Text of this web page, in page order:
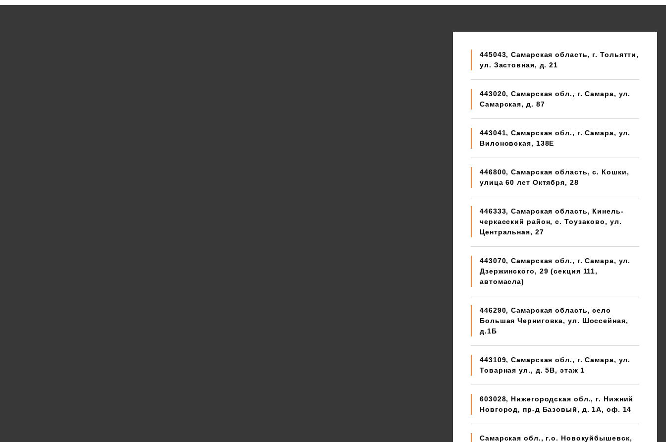
445043, Самарская область, г. Тольятти,
ул. Застовная, д. 21
443020, Самарская обл., г. Самара, ул.
Самарская, д. 87
443041, Самарская обл., г. Самара, ул.
Вилоновская, 138E
446800, Самарская область, с. Кошки,
улица 60 лет Октября, 28
446333, Самарская область, Кинель-
черкасский район, с. Тоузаково, ул.
Центральная, 27
443070, Самарская обл., г. Самара, ул.
Дзержинского, 29 (секция 111,
автомасла)
446290, Самарская область, село
Большая Черниговка, ул. Шоссейная,
д.1Б
443109, Самарская обл., г. Самара, ул.
Товарная ул., д. 5В, этаж 1
603028, Нижегородская обл., г. Нижний
Новгород, пр-д Базовый, д. 1А, оф. 14
Самарская обл., г.о. Новокуйбышевск,